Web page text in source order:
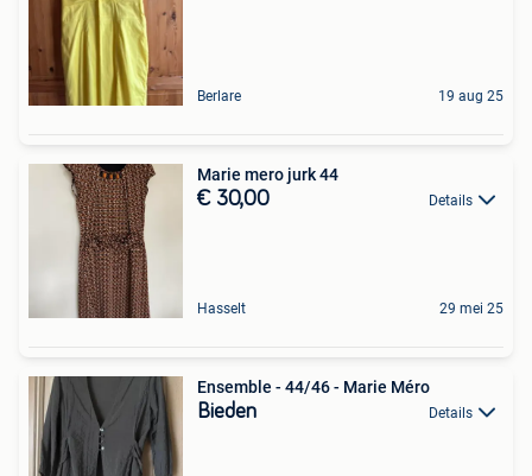
Berlare 19 aug 25
Marie mero jurk 44
€ 30,00 Details
Hasselt 29 mei 25
Ensemble - 44/46 - Marie Méro
Bieden Details